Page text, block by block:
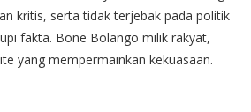
kritis, serta tidak terjebak pada politik
fakta. Bone Bolango milik rakyat,
yang mempermainkan kekuasaan.